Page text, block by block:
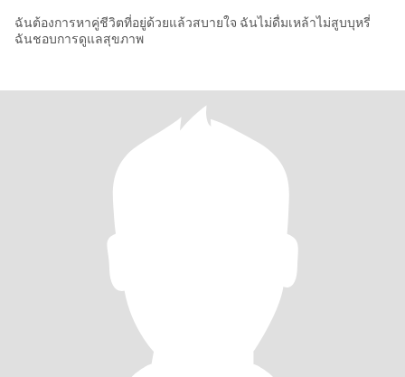
ฉันต้องการหาคู่ชีวิตที่อยู่ด้วยแล้วสบายใจ ฉันไม่ดื่มเหล้าไม่สูบบุหรี่
ฉันชอบการดูแลสุขภาพ